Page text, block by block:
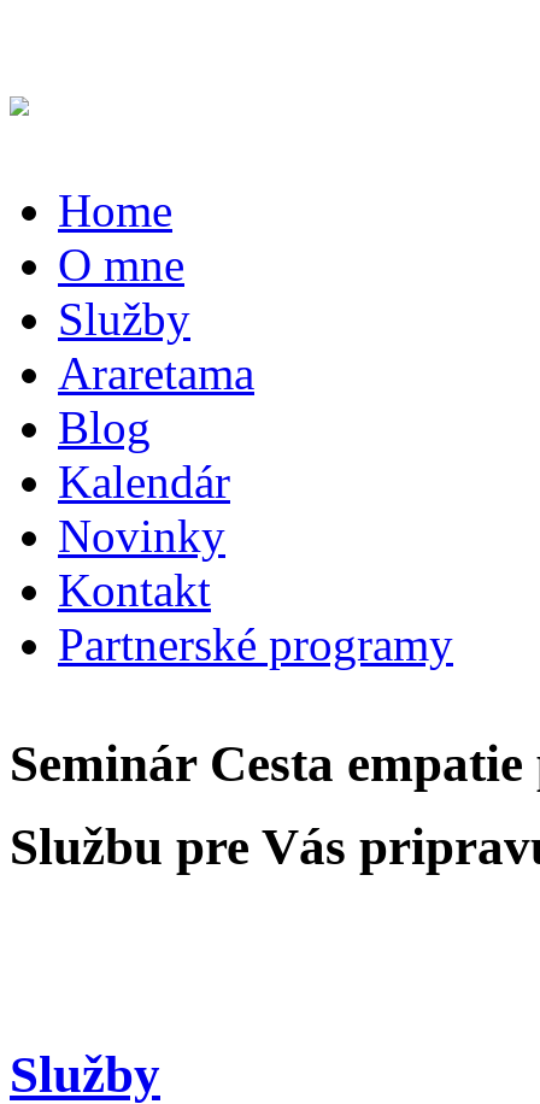
Home
O mne
Služby
Araretama
Blog
Kalendár
Novinky
Kontakt
Partnerské programy
Seminár Cesta
Službu pre Vás
Služby